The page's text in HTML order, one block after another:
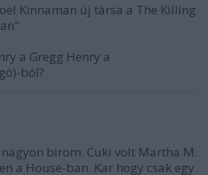
Kinnaman új társa a The Killing
a Gregg Henry a
ból?
birom. Cuki volt Martha M.
a House-ban. Kar hogy csak egy